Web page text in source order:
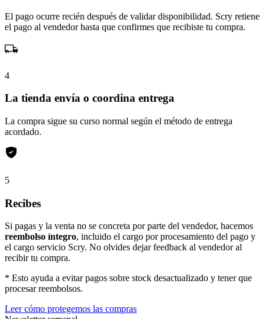
El pago ocurre recién después de validar disponibilidad. Scry retiene
el pago al vendedor hasta que confirmes que recibiste tu compra.
4
La tienda envía o coordina entrega
La compra sigue su curso normal según el método de entrega
acordado.
5
Recibes
Si pagas y la venta no se concreta por parte del vendedor, hacemos
reembolso íntegro, incluido el cargo por procesamiento del pago y
el cargo servicio Scry. No olvides dejar feedback al vendedor al
recibir tu compra.
* Esto ayuda a evitar pagos sobre stock desactualizado y tener que
procesar reembolsos.
Leer cómo protegemos las compras